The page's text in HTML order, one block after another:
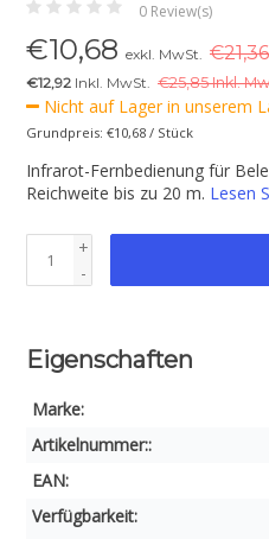
0 Review(s)
€10,68 exkl. MwSt.
€12,92 Inkl. MwSt. €25,85 Inkl.
Nicht auf Lager in unserem
Grundpreis: €10,68 / Stück
Infrarot-Fernbedienung für
Reichweite bis zu 20 m. Lesen
+
-
Eigenschaften
Marke:
Artikelnummer::
EAN:
Verfügbarkeit: